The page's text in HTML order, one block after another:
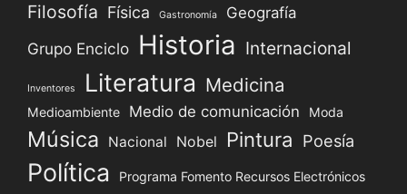
Filosofía Física Gastronomía Geografía
Grupo Enciclo Historia Internacional
Inventores Literatura Medicina
Medioambiente Medio de comunicación Moda
Música Nacional Nobel Pintura Poesía
Política Programa Fomento Recursos Electrónicos